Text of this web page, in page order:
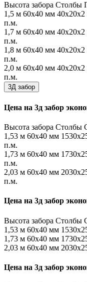
Высота забора Столбы
1,5 м 60х40 мм
п.м.
1,7 м 60х40 мм
п.м.
1,8 м 60х40 мм
п.м.
2,0 м 60х40 мм
п.м.
3Д забор
Цена на 3д забор
Высота забора Столбы
1,53 м 60х40 мм
п.м.
1,73 м 60х40 мм
п.м.
2,03 м 60х40 мм
п.м.
Цена на 3д забор
Высота забора Столбы
1,53 м 60х40 мм
1,73 м 60х40 мм
2,03 м 60х40 мм
Цена на 3д забор